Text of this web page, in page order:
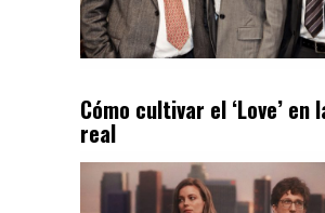
Cómo cultivar el ‘Love’ en
real